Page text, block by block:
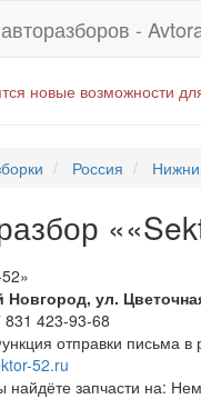
-
новые возможности
Россия
Новгород, ул.
831 423-93-68
отправки письма в
52.ru
найдёте запчасти на: